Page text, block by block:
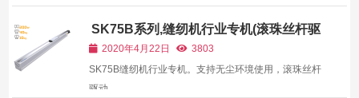
SK75B系列,缝纫机行业专机(滚珠丝杆驱
动)2020年4月22日
3803
SK75B缝纫机行业专机。支持无尘环境使用，滚珠丝杆
驱动。